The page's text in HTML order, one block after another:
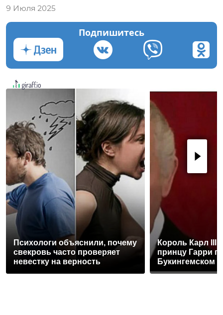
9 Июля 2025
Подпишитесь
Психологи объяснили, почему
свекровь часто проверяет
невестку на верность
Король Карл III
принцу Гарри
Букингемском